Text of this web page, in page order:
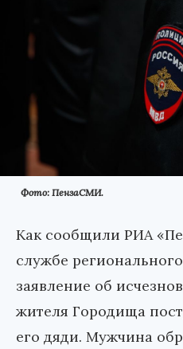
Фото: ПензаСМИ.
Как сообщили РИА
службе
заявление об
жителя Городища
его дяди. Мужчина